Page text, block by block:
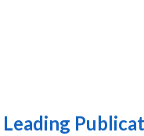
Leading